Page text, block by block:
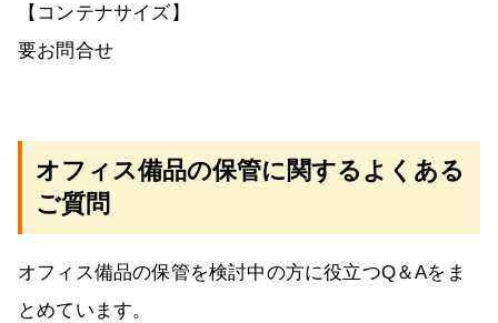
【コンテナサイズ】
要お問合せ
オフィス備品の保管に関するよくある
ご質問
オフィス備品の保管を検討中の方に役立つQ＆Aをま
とめています。